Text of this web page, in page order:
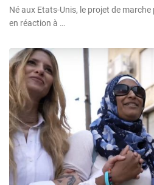
Né aux Etats-Unis, le projet de
en réaction à …